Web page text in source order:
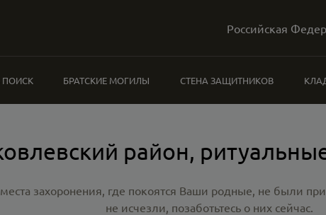
Российская
ПОИСК БРАТСКИЕ МОГИЛЫ СТЕНА ЗАЩИТНИКОВ
район,
захоронения, где покоятся Ваши родные, не были
не исчезли, позаботьтесь о них сейчас.